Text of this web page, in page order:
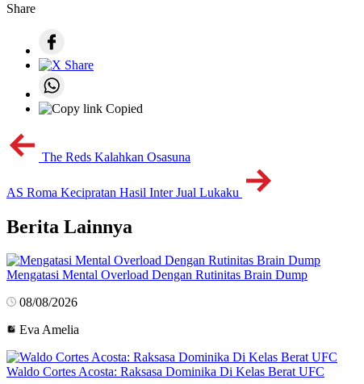
Share
Copied
The Reds Kalahkan Osasuna
AS Roma Kecipratan Hasil Inter Jual Lukaku
Berita Lainnya
Mengatasi Mental Overload Dengan Rutinitas Brain Dump
08/08/2026
Eva Amelia
Waldo Cortes Acosta: Raksasa Dominika Di Kelas Berat UFC